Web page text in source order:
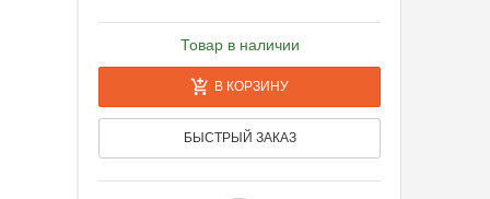
Товар в наличии
В КОРЗИНУ
БЫСТРЫЙ ЗАКАЗ